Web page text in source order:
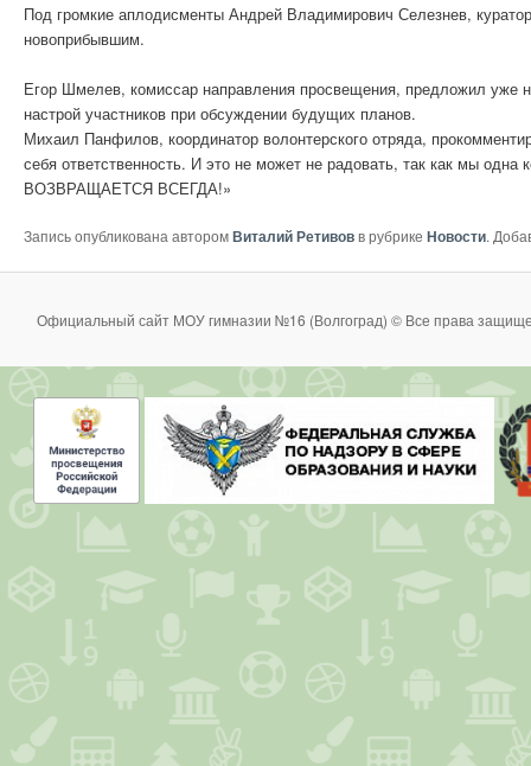
Под громкие аплодисменты Андрей Владимирович Селезнев,
новоприбывшим.
Егор Шмелев, комиссар направления просвещения, предложил уже
настрой участников при обсуждении будущих планов.
Михаил Панфилов, координатор волонтерского отряда,
себя ответственность. И это не может не радовать, так как мы
ВОЗВРАЩАЕТСЯ ВСЕГДА!»
Запись опубликована авторомВиталий Ретивовв рубрике Новости.
Официальный сайт МОУ гимназии №16 (Волгоград) © Все права